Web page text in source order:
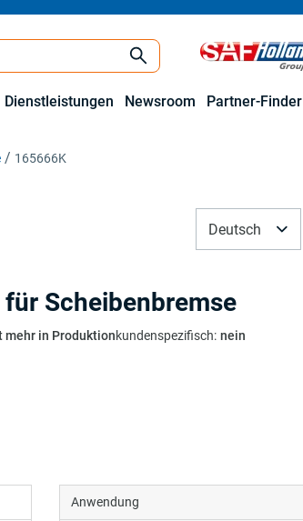
Dienstleistungen Newsroom Partner-Finder
165666K
Scheibenbremse
mehr in Produktionkundenspezifisch: nein
Deutsch
Anwendung